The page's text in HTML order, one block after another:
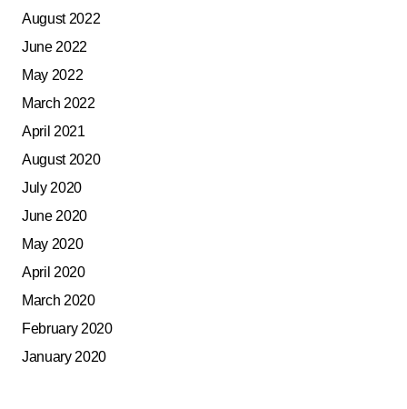
August 2022
June 2022
May 2022
March 2022
April 2021
August 2020
July 2020
June 2020
May 2020
April 2020
March 2020
February 2020
January 2020